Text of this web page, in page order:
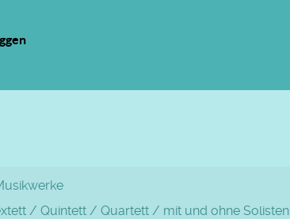
/ Quintett / Quartett / mit und ohne Solisten